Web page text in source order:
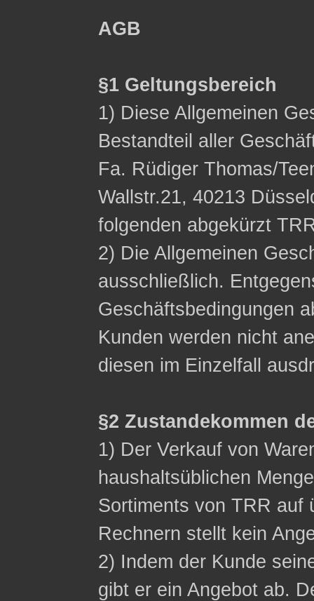
AGB
§1 Geltungsbereich
1) Diese Allgemeinen
Bestandteil aller
Fa. Rüdiger Thomas/
Wallstr.21, 40213
folgenden abgekürzt
2) Die Allgemeinen
ausschließlich.
Geschäftsbedingungen
Kunden werden nicht
diesen im Einzelfall
§2 Zustandekommen
1) Der Verkauf von
haushaltsüblichen
Sortiments von TRR auf
Rechnern stellt kein
2) Indem der Kunde
gibt er ein Angebot ab.